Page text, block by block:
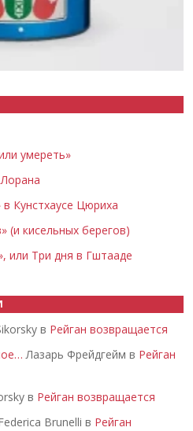
умереть»
Кунстхаусе Цюриха
(и кисельных берегов)
или Три дня в Гштааде
в Рейган возвращается
Лазарь Фрейдгейм в Рейган
в Рейган возвращается
Brunelli в Рейган